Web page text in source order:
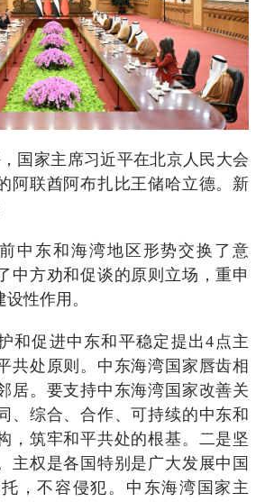
国家主席习近平在北京人民大会
阿联酋阿布扎比王储哈立德。新
中东和海湾地区形势交换了意
中方劝和促谈的原则立场，重申
性作用。
和促进中东和平稳定提出4点主
共处原则。中东海湾国家唇齿相
居。要支持中东海湾国家改善关
、综合、合作、可持续的中东和
，筑牢和平共处的根基。二是坚
主权是各国特别是广大发展中国
，不容侵犯。中东海湾国家主